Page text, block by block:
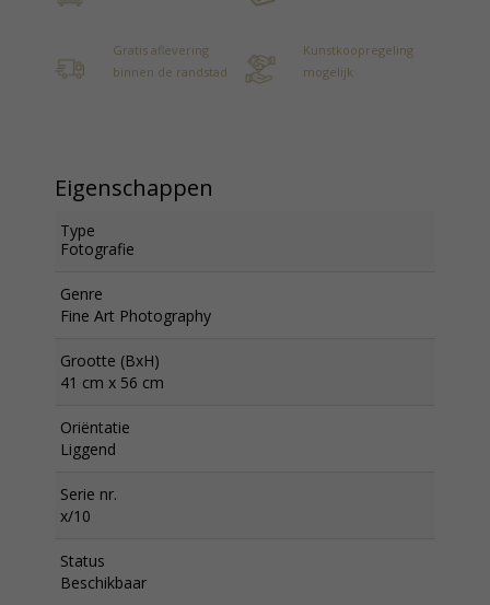
Gratis aflevering
binnen de randstad
Kunstkoopregeling
mogelijk
Eigenschappen
Type
Fotografie
Genre
Fine Art Photography
Grootte (BxH)
41 cm x 56 cm
Oriëntatie
Liggend
Serie nr.
x/10
Status
Beschikbaar